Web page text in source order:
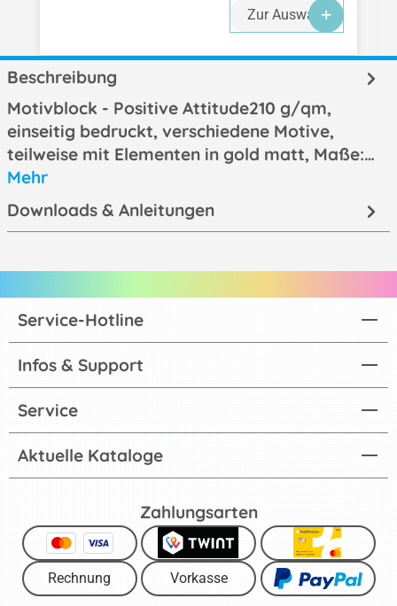
Zur Auswahl
Beschreibung
Motivblock - Positive Attitude210 g/qm,
einseitig bedruckt, verschiedene Motive,
teilweise mit Elementen in gold matt, Maße:…
Mehr
Downloads & Anleitungen
Aktuelle Kataloge
Service-Hotline
Infos & Support
Service
Zahlungsarten
Rechnung Vorkasse